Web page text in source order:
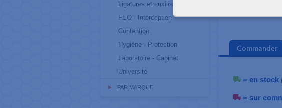
Ligatures et auxiliaires
FEO - Interception
Contention
Hygiène - Protection
Laboratoire - Cabinet
Université
PAR MARQUE
Commander
= en stock
= sur